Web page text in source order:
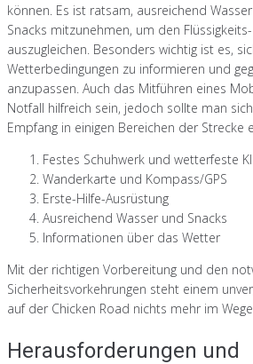
können. Es ist ratsam, ausreichend
Snacks mitzunehmen, um den
auszugleichen. Besonders wichtig ist es,
Wetterbedingungen zu informieren und
anzupassen. Auch das Mitführen eines
Notfall hilfreich sein, jedoch sollte man
Empfang in einigen Bereichen der Strecke
Festes Schuhwerk und wetterfeste
Wanderkarte und Kompass/GPS
Erste-Hilfe-Ausrüstung
Ausreichend Wasser und Snacks
Informationen über das Wetter
Mit der richtigen Vorbereitung und den
Sicherheitsvorkehrungen steht einem
auf der Chicken Road nichts mehr im Wege.
Herausforderungen und